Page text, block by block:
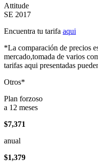
Attitude
SE 2017
Encuentra tu tarifa aqui
*La comparación de precios
mercado,tomada de varios
tarifas aqui presentadas
Otros*
Plan forzoso
a 12 meses
$7,371
anual
$1,379